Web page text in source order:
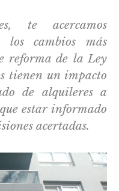
te acercamos
los cambios más
reforma de la Ley
tienen un impacto
de alquileres a
estar informado
acertadas.